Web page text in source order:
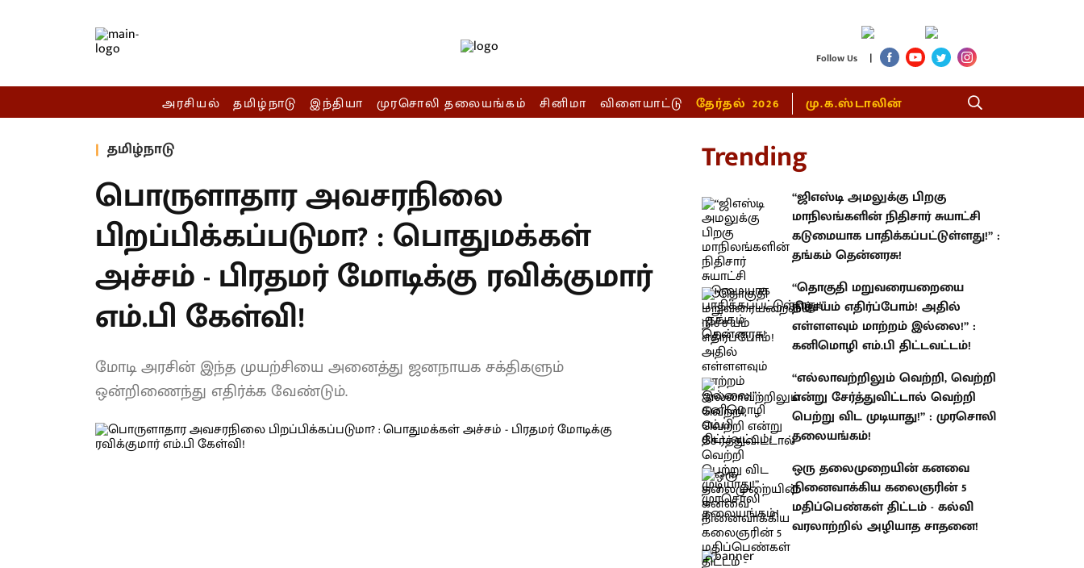
Follow Us |
அரசியல் தமிழ்நாடு இந்தியா முரசொலி தலையங்கம் சினிமா விளையாட்டு தேர்தல் 2026 மு.க.ஸ்டாலின்
தமிழ்நாடு
பொருளாதார அவசரநிலை
பிறப்பிக்கப்படுமா? : பொதுமக்கள்
அச்சம் - பிரதமர் மோடிக்கு ரவிக்குமார்
எம்.பி கேள்வி!
மோடி அரசின் இந்த முயற்சியை அனைத்து ஜனநாயக சக்திகளும்
ஒன்றிணைந்து எதிர்க்க வேண்டும்.
Trending
“ஜிஎஸ்டி அமலுக்கு பிறகு
மாநிலங்களின் நிதிசார் சுயாட்சி
கடுமையாக பாதிக்கப்பட்டுள்ளது!” :
தங்கம் தென்னரசு!
“தொகுதி மறுவரையறையை
நிச்சயம் எதிர்ப்போம்! அதில்
எள்ளளவும் மாற்றம் இல்லை!” :
கனிமொழி எம்.பி திட்டவட்டம்!
“எல்லாவற்றிலும் வெற்றி, வெற்றி
என்று சேர்த்துவிட்டால் வெற்றி
பெற்று விட முடியாது!” : முரசொலி
தலையங்கம்!
ஒரு தலைமுறையின் கனவை
நினைவாக்கிய கலைஞரின் 5
மதிப்பெண்கள் திட்டம் - கல்வி
வரலாற்றில் அழியாத சாதனை!